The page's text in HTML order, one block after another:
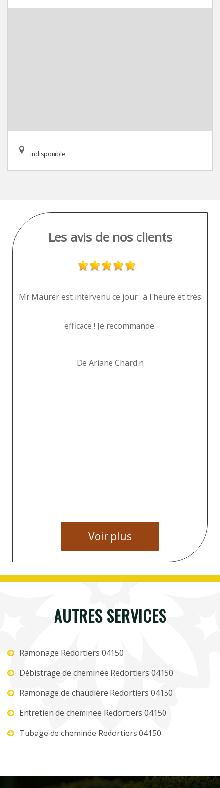
indisponible
Les avis de nos clients
Mr Maurer est intervenu ce jour : à l'heure et très
efficace ! Je recommande.
De Ariane Chardin
Voir plus
AUTRES SERVICES
Ramonage Redortiers 04150
Débistrage de cheminée Redortiers 04150
Ramonage de chaudière Redortiers 04150
Entretien de cheminee Redortiers 04150
Tubage de cheminée Redortiers 04150